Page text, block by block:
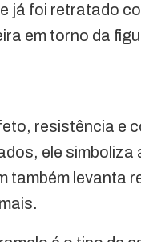
já foi retratado
em torno da
resistência e
ele
também levanta